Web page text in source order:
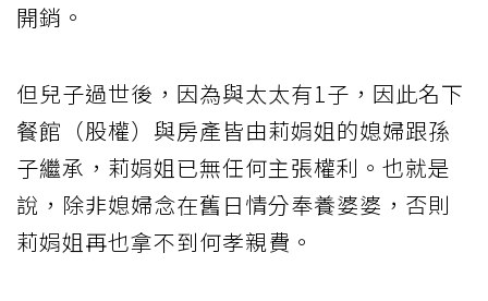
開銷。
但兒子過世後，因為與太太有1子，因此名下
餐館（股權）與房產皆由莉娟姐的媳婦跟孫
子繼承，莉娟姐已無任何主張權利。也就是
說，除非媳婦念在舊日情分奉養婆婆，否則
莉娟姐再也拿不到何孝親費。